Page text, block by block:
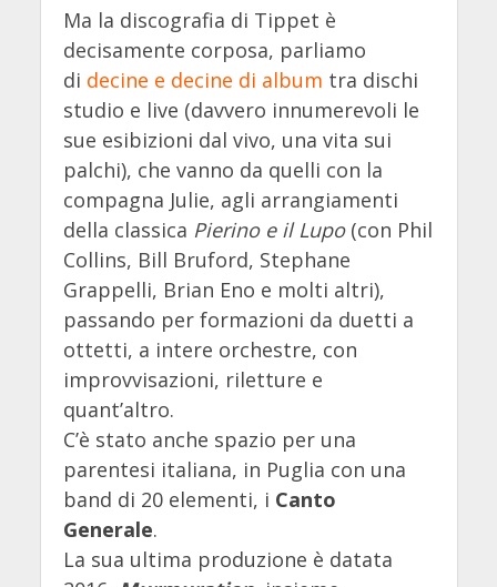
Ma la discografia di Tippet è
decisamente corposa, parliamo
di decine e decine di album tra dischi
studio e live (davvero innumerevoli le
sue esibizioni dal vivo, una vita sui
palchi), che vanno da quelli con la
compagna Julie, agli arrangiamenti
della classica Pierino e il Lupo(con Phil
Collins, Bill Bruford, Stephane
Grappelli, Brian Eno e molti altri),
passando per formazioni da duetti a
ottetti, a intere orchestre, con
improvvisazioni, riletture e
quant’altro.
C’è stato anche spazio per una
parentesi italiana, in Puglia con una
band di 20 elementi, i Canto
Generale.
La sua ultima produzione è datata